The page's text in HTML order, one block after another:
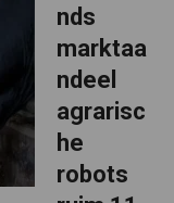
nds
marktaa
ndeel
agrarisc
he
robots